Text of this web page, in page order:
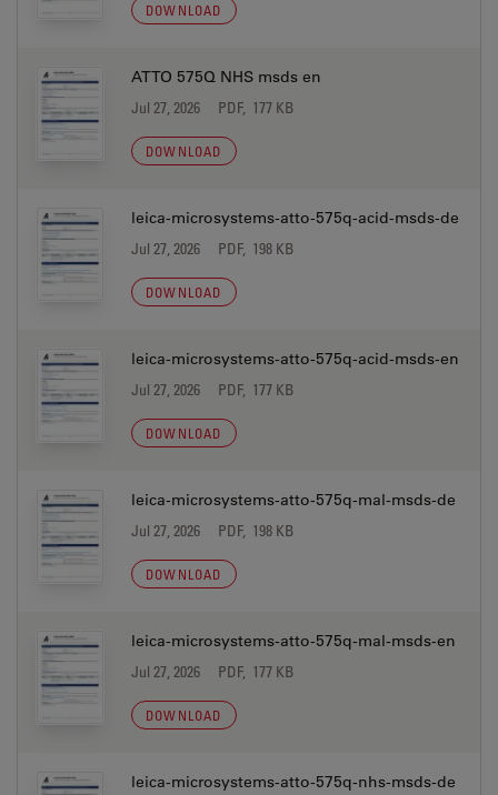
DOWNLOAD
ATTO 575Q NHS msds en
Jul 27, 2026 PDF, 177 KB
DOWNLOAD
leica-microsystems-atto-575q-acid-msds-de
Jul 27, 2026 PDF, 198 KB
DOWNLOAD
leica-microsystems-atto-575q-acid-msds-en
Jul 27, 2026 PDF, 177 KB
DOWNLOAD
leica-microsystems-atto-575q-mal-msds-de
Jul 27, 2026 PDF, 198 KB
DOWNLOAD
leica-microsystems-atto-575q-mal-msds-en
Jul 27, 2026 PDF, 177 KB
DOWNLOAD
leica-microsystems-atto-575q-nhs-msds-de